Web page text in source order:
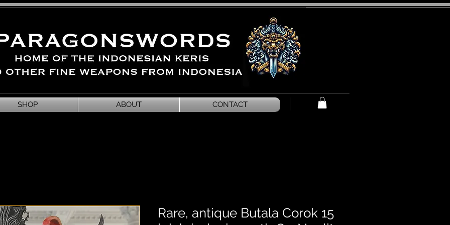
SHOP ABOUT CONTACT
Rare, antique Butala Corok 15